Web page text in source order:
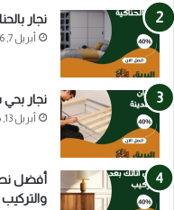
نجار
أبريل 7, 2026
نجار بحي
أبريل 13, 2026
أفضل
والتركيب